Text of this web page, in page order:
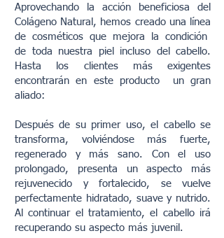
Aprovechando la acción beneficiosa del
Colágeno Natural, hemos creado una línea
de cosméticos que mejora la condición
de toda nuestra piel incluso del cabello.
Hasta los clientes más exigentes
encontrarán en este producto un gran
aliado:
Después de su primer uso, el cabello se
transforma, volviéndose más fuerte,
regenerado y más sano. Con el uso
prolongado, presenta un aspecto más
rejuvenecido y fortalecido, se vuelve
perfectamente hidratado, suave y nutrido.
Al continuar el tratamiento, el cabello irá
recuperando su aspecto más juvenil.